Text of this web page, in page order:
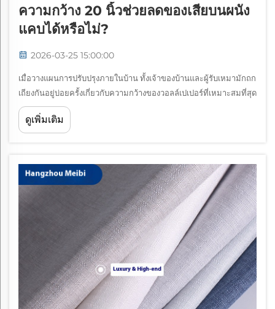
ความกว้าง 20 นิ้วช่วยลดของเสียบนผนัง
แคบได้หรือไม่?
2026-03-25 15:00:00
เมื่อวางแผนการปรับปรุงภายในบ้าน ทั้งเจ้าของบ้านและผู้รับเหมามักถก
เถียงกันอยู่บ่อยครั้งเกี่ยวกับความกว้างของวอลล์เปเปอร์ที่เหมาะสมที่สุด
สำหรับขนาดผนังเฉพาะ การตั้งคำถามว่า วอลล์เปเปอร์ความกว้าง 20
นิ้วสามารถลดของเสียบนผนังแคบได้หรือไม่ จึงกลายเป็นประเด็นที่มี
ดูเพิ่มเติม